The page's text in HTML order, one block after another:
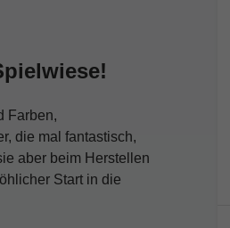
Farben,
die mal fantastisch,
aber beim Herstellen
Start in die